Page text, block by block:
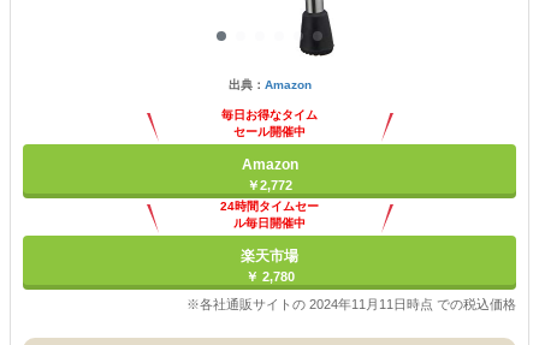
出典： Amazon
毎日お得なタイム
セール開催中
Amazon
￥2,772
24時間タイムセー
ル毎日開催中
楽天市場
￥ 2,780
※各社通販サイトの 2024年11月11日時点 での税込価格